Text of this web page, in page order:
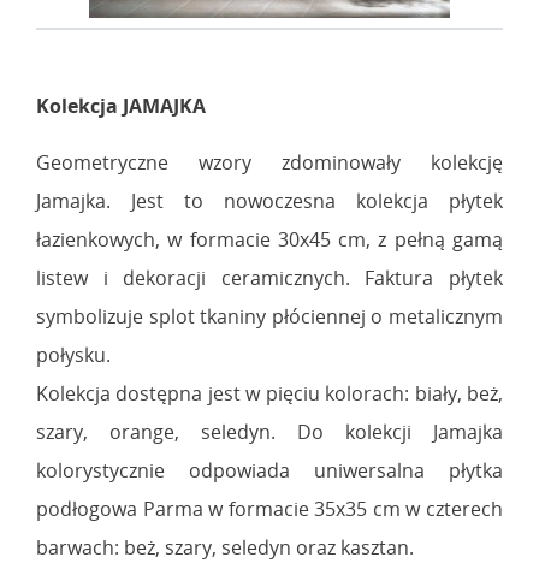
Kolekcja JAMAJKA
Geometryczne wzory zdominowały kolekcję
Jamajka. Jest to nowoczesna kolekcja płytek
łazienkowych, w formacie 30x45 cm, z pełną gamą
listew i dekoracji ceramicznych. Faktura płytek
symbolizuje splot tkaniny płóciennej o metalicznym
połysku.
Kolekcja dostępna jest w pięciu kolorach: biały, beż,
szary, orange, seledyn. Do kolekcji Jamajka
kolorystycznie odpowiada uniwersalna płytka
podłogowa Parma w formacie 35x35 cm w czterech
barwach: beż, szary, seledyn oraz kasztan.